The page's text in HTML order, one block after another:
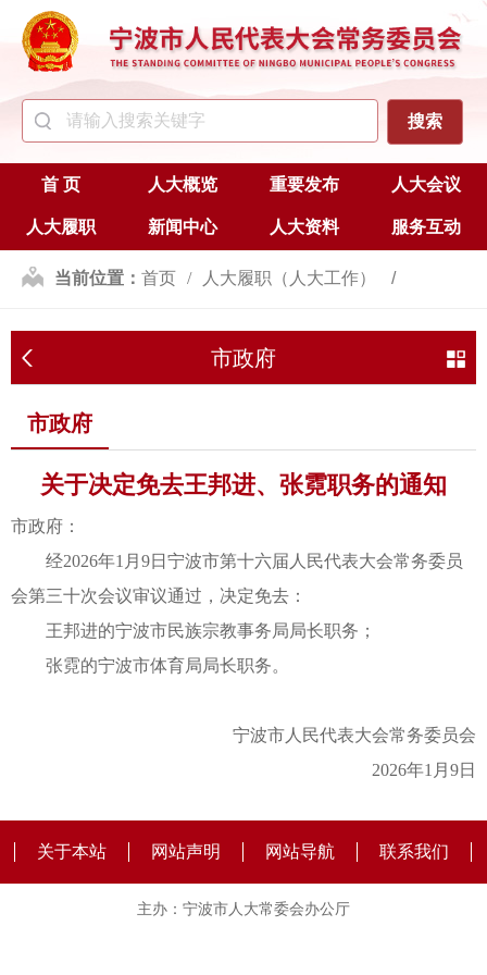
首 页 人大概览 重要发布 人大会议
人大履职 新闻中心 人大资料 服务互动
当前位置： 首页 人大履职（人大工作）
人事任免 市政府
市政府
市政府
关于决定免去王邦进、张霓职务的通知
市政府：
经2026年1月9日宁波市第十六届人民代表大会常务委员
会第三十次会议审议通过，决定免去：
王邦进的宁波市民族宗教事务局局长职务；
张霓的宁波市体育局局长职务。
宁波市人民代表大会常务委员会
2026年1月9日
关于本站 网站声明 网站导航 联系我们
主办：宁波市人大常委会办公厅